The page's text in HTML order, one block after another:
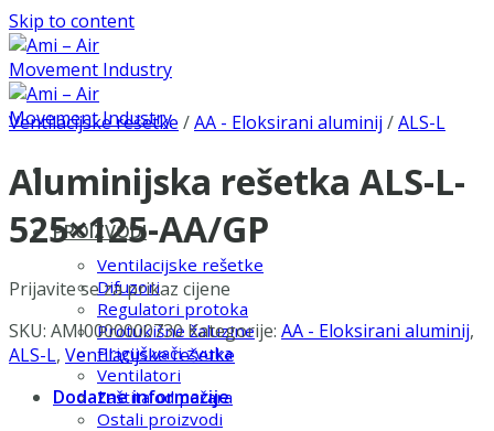
Skip to content
PROIZVODI
Ventilacijske rešetke
Difuzori
Regulatori protoka
Protukišne žaluzine
Prigušivači zvuka
Ventilatori
Zaštita od požara
Ostali proizvodi
Ventilacijske rešetke /AA - Eloksirani aluminij /ALS-L
Aluminijska rešetka ALS-L-
525×125-AA/GP
Prijavite se za prikaz cijene
SKU: AMI0000000730 Kategorije: AA - Eloksirani aluminij,
ALS-L, Ventilacijske rešetke
Dodatne informacije